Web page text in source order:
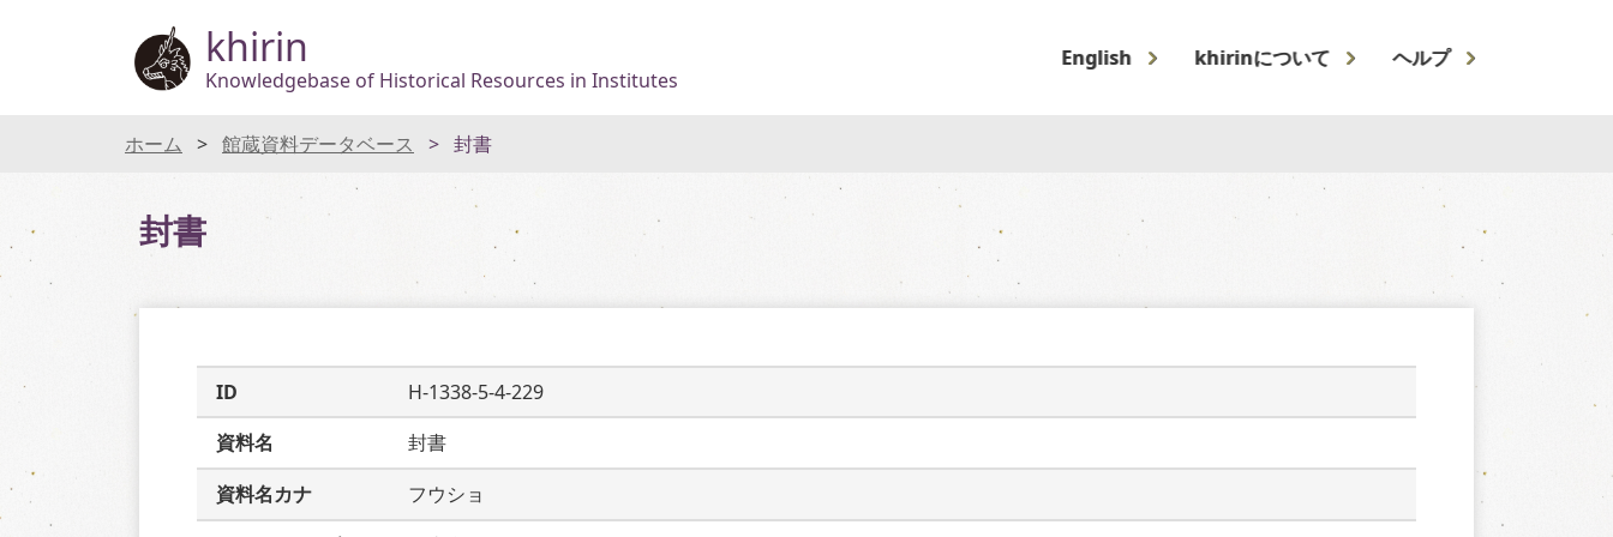
khirin
Knowledgebase of Historical Resources in Institutes
English khirinについて ヘルプ
ホーム 館蔵資料データベース 封書
封書
ID
H-1338-5-4-229
資料名
封書
資料名カナ
フウショ